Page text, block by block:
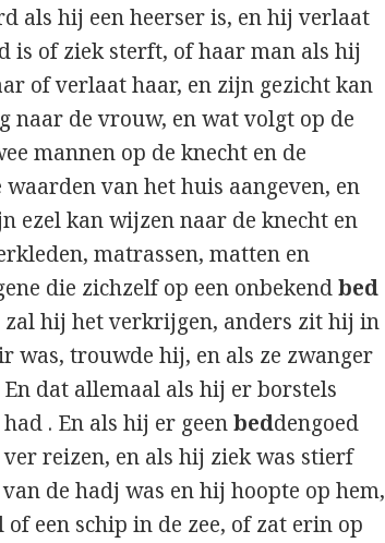
als hij een heerser is, en hij verlaat
is of ziek sterft, of haar man als hij
of verlaat haar, en zijn gezicht kan
naar de vrouw, en wat volgt op de
mannen op de knecht en de
van het huis aangeven, en
ezel kan wijzen naar de knecht en
matrassen, matten en
die zichzelf op een onbekendbed
hij het verkrijgen, anders zit hij in
was, trouwde hij, en als ze zwanger
dat allemaal als hij er borstels
. En als hij er geenbeddengoed
reizen, en als hij ziek was stierf
de hadj was en hij hoopte op hem,
een schip in de zee, of zat erin op